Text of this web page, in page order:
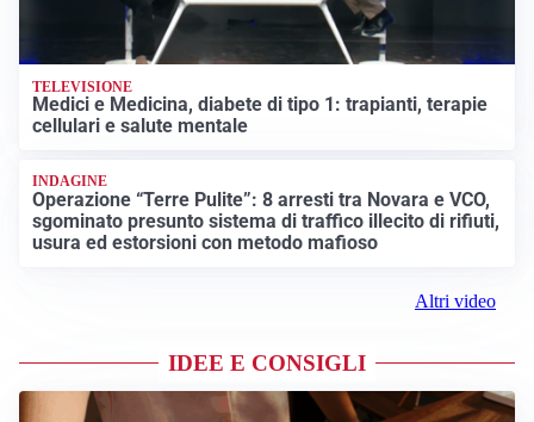
TELEVISIONE
Medici e Medicina, diabete di tipo 1: trapianti, terapie
cellulari e salute mentale
INDAGINE
Operazione “Terre Pulite”: 8 arresti tra Novara e VCO,
sgominato presunto sistema di traffico illecito di rifiuti,
usura ed estorsioni con metodo mafioso
Altri video
IDEE E CONSIGLI